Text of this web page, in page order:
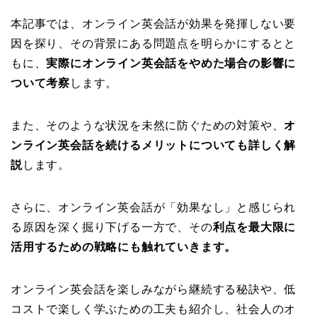
本記事では、オンライン英会話が効果を発揮しない要
因を探り、その背景にある問題点を明らかにするとと
もに、実際にオンライン英会話をやめた場合の影響に
ついて考察 します。
また、そのような状況を未然に防ぐための対策や、 オ
ンライン英会話を続けるメリットについても詳しく解
説します。
さらに、オンライン英会話が「効果なし」と感じられ
る原因を深く掘り下げる一方で、その利点を最大限に
活用するための戦略にも触れていきます。
オンライン英会話を楽しみながら継続する秘訣や、低
コストで楽しく学ぶための工夫も紹介し、社会人のオ